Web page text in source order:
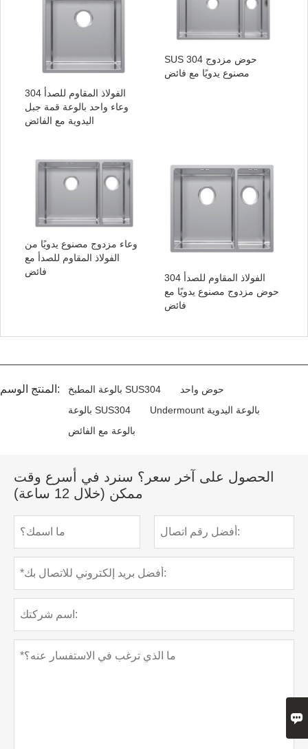
الفولاذ المقاوم للصدأ 304
وعاء واحد بالوعة قمة جبل
اليدوية مع الفائض
SUS 304 حوض مزدوج
مصنوع يدويًا مع فائض
وعاء مزدوج مصنوع يدويًا من
الفولاذ المقاوم للصدأ مع
فائض
الفولاذ المقاوم للصدأ 304
حوض مزدوج مصنوع يدويًا مع
فائض
المنتج الوسم: بالوعة المطبخ SUS304
حوض واحد
بالوعة SUS304
Undermount بالوعة اليدوية
بالوعة مع الفائض
الحصول على آخر سعر؟ سنرد في أسرع وقت
ممكن (خلال 12 ساعة)
